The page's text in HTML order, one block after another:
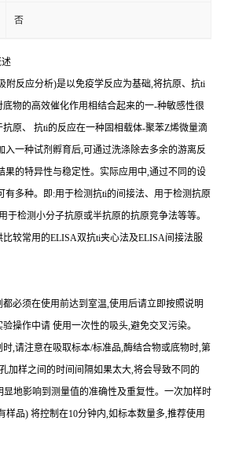
否
附反应分析)是以免疫学反应为基础,将抗原、 抗ti
底物的高效催化作用相结合起来的一-种敏感性很
原、 抗ti的反应在一种固相载体-聚苯Z烯微量滴
入一种试剂孵育后,可通过洗涤除去多余的游离反
果的特异性与稳定性。实际应用中,通过不同的设
有多种。即:用于检测抗ti的间接法、用于检测抗原
于检测小分子抗原或半抗原的抗原竞争法等等。
比较常用的ELISA双抗ti夹心法及ELISA间接法服
都必须在使用前达到室温,使用后请立即按照说明
操作中请 使用一次性的吸头,避免交叉污染。
时,请注意在吸取标本/标准品,酶结合物或底物时,第
加样之间的时间间隔如果太大,将会导致不同的
显地影响到测量值的准确性及重复性。 一次加样时
样品) 将控制在10分钟内,如标本数量多,推荐使用